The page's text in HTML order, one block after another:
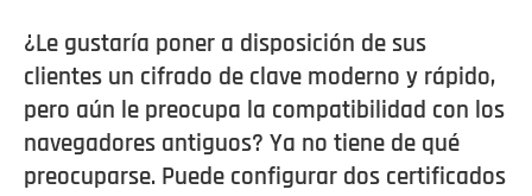
¿Le gustaría poner a disposición de sus
clientes un cifrado de clave moderno y rápido,
pero aún le preocupa la compatibilidad con los
navegadores antiguos? Ya no tiene de qué
preocuparse. Puede configurar dos certificados